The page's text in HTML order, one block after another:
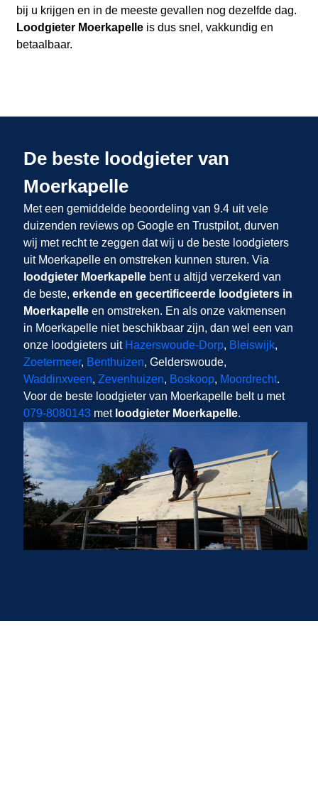
bij u krijgen en in de meeste gevallen nog dezelfde dag.
Loodgieter Moerkapelleis dus snel, vakkundig en
betaalbaar.
De beste loodgieter van
Moerkapelle
Met een gemiddelde beoordeling van 9.4 uit vele
duizenden reviews op Google en Trustpilot, durven
wij met recht te zeggen dat wij u de beste loodgieters
uit Moerkapelle en omstreken kunnen sturen. Via
loodgieter Moerkapellebent u altijd verzekerd van
de beste, erkende en gecertificeerde loodgieters in
Moerkapelleen omstreken. En als onze vakmensen
in Moerkapelle niet beschikbaar zijn, dan wel een van
onze loodgieters uit Hazerswoude-Dorp, Bleiswijk,
Zoetermeer, Benthuizen, Gelderswoude,
Waddinxveen, Zevenhuizen, Boskoop, Moordrecht.
Voor de beste loodgieter van Moerkapelle belt u met
079-8080143met loodgieter Moerkapelle.